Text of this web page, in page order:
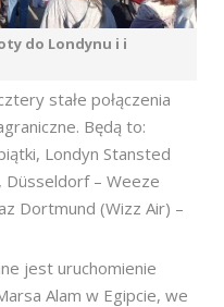
do Londynu i i
stałe połączenia
Będą to:
Londyn Stansted
Düsseldorf – Weeze
Dortmund (Wizz Air) –
jest uruchomienie
Alam w Egipcie, we